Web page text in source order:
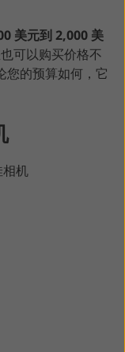
美元到 2,000 美
可以购买价格不
您的预算如何，它
相机